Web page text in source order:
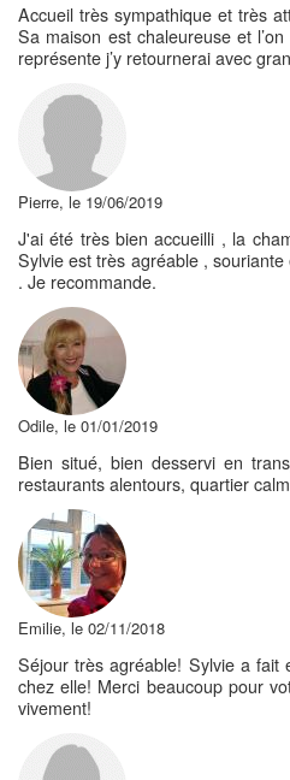
Accueil très sympathique et très
Sa maison est chaleureuse et
représente j’y retournerai avec
Pierre, le 19/06/2019
J'ai été très bien accueilli , la
Sylvie est très agréable ,
. Je recommande.
Odile, le 01/01/2019
Bien situé, bien desservi en
restaurants alentours, quartier
Emilie, le 02/11/2018
Séjour très agréable! Sylvie a fait
chez elle! Merci beaucoup pour
vivement!